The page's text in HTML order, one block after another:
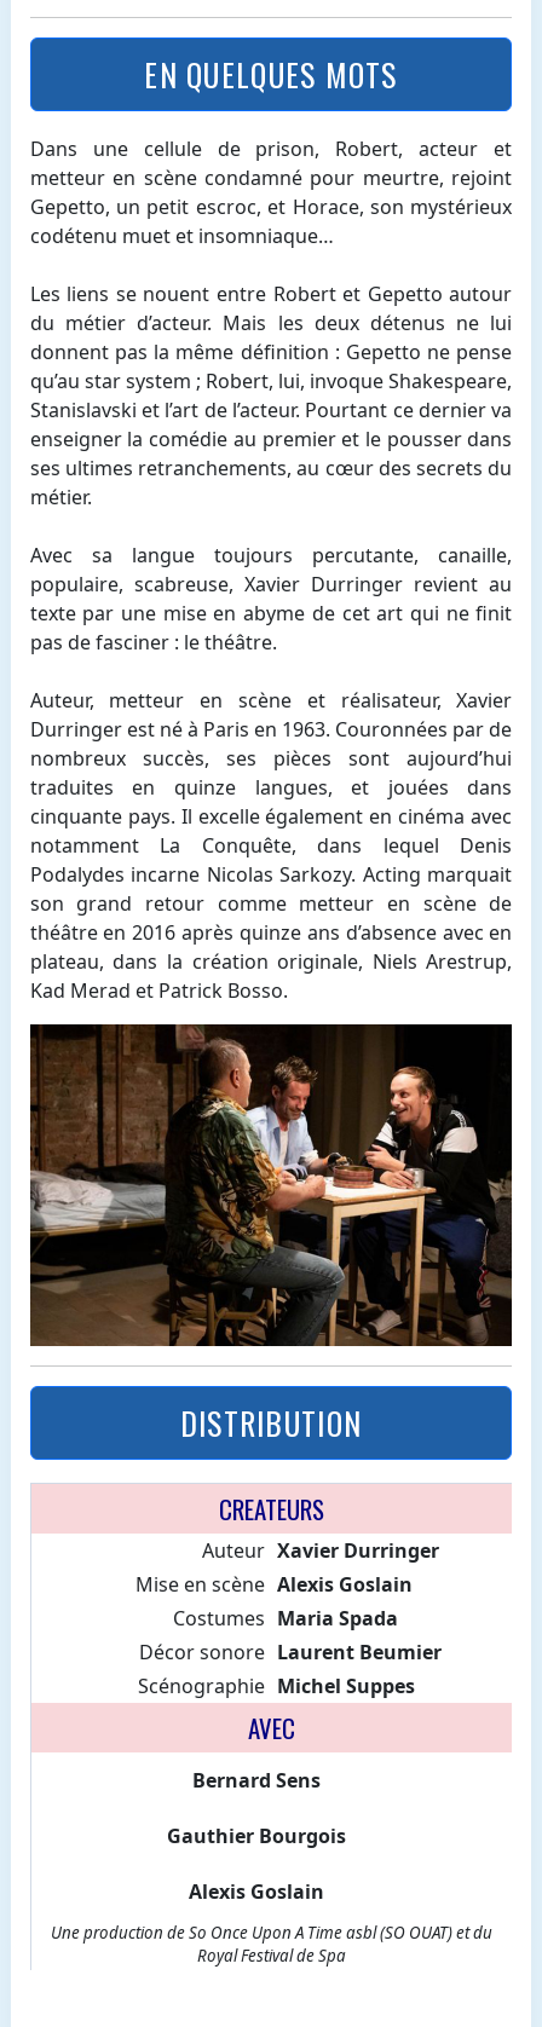
EN QUELQUES MOTS
Dans une cellule de prison, Robert, acteur et
metteur en scène condamné pour meurtre, rejoint
Gepetto, un petit escroc, et Horace, son mystérieux
codétenu muet et insomniaque…
Les liens se nouent entre Robert et Gepetto autour
du métier d’acteur. Mais les deux détenus ne lui
donnent pas la même définition : Gepetto ne pense
qu’au star system ; Robert, lui, invoque Shakespeare,
Stanislavski et l’art de l’acteur. Pourtant ce dernier va
enseigner la comédie au premier et le pousser dans
ses ultimes retranchements, au cœur des secrets du
métier.
Avec sa langue toujours percutante, canaille,
populaire, scabreuse, Xavier Durringer revient au
texte par une mise en abyme de cet art qui ne finit
pas de fasciner : le théâtre.
Auteur, metteur en scène et réalisateur, Xavier
Durringer est né à Paris en 1963. Couronnées par de
nombreux succès, ses pièces sont aujourd’hui
traduites en quinze langues, et jouées dans
cinquante pays. Il excelle également en cinéma avec
notamment La Conquête, dans lequel Denis
Podalydes incarne Nicolas Sarkozy. Acting marquait
son grand retour comme metteur en scène de
théâtre en 2016 après quinze ans d’absence avec en
plateau, dans la création originale, Niels Arestrup,
Kad Merad et Patrick Bosso.
DISTRIBUTION
CREATEURS
Auteur Xavier Durringer
Mise en scène Alexis Goslain
Costumes Maria Spada
Décor sonore Laurent Beumier
Scénographie Michel Suppes
AVEC
Bernard Sens
Gauthier Bourgois
Alexis Goslain
Une production de So Once Upon A Time asbl (SO OUAT) et du
Royal Festival de Spa